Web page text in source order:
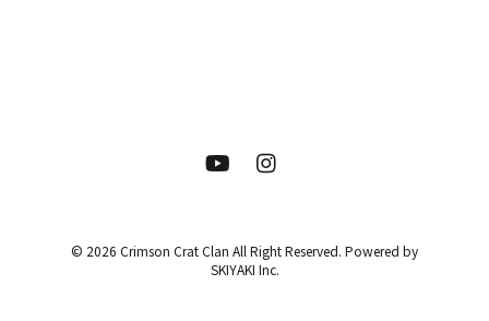
© 2026 Crimson Crat Clan All Right Reserved. Powered by
SKIYAKI Inc.